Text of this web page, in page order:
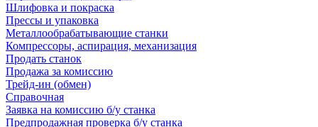
Шлифовка и покраска
Прессы и упаковка
Металлообрабатывающие станки
Компрессоры, аспирация, механизация
Продать станок
Продажа за комиссию
Трейд-ин (обмен)
Справочная
Заявка на комиссию б/у станка
Предпродажная проверка б/у станка